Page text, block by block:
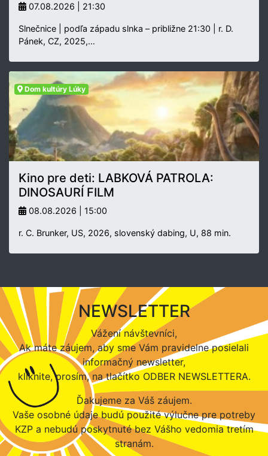
07.08.2026 | 21:30
Slnečnice | podľa západu slnka – približne 21:30 | r. D.
Pánek, CZ, 2025,…
Dom kultúry Lúky
Kino pre deti: LABKOVÁ PATROLA:
DINOSAURÍ FILM
08.08.2026 | 15:00
r. C. Brunker, US, 2026, slovenský dabing, U, 88 min.
NEWSLETTER
Vážení návštevníci,
Ak máte záujem, aby sme Vám pravidelne posielali
informačný newsletter,
kliknite, prosím, na tlačítko ODBER NEWSLETTERA.
Ďakujeme za Váš záujem.
Vaše osobné údaje budú použité výlučne pre potreby
KZP a nebudú poskytnuté bez Vášho vedomia tretím
stranám.